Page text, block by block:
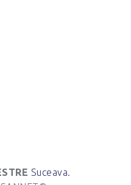
Suceava.